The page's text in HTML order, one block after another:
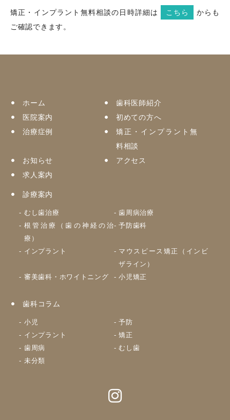
矯正・インプラント無料相談の日時詳細は こちら
からも
ご確認できます。
ホーム
歯科医師紹介
医院案内
初めての方へ
治療症例
矯正・インプラント無
料相談
お知らせ
アクセス
求人案内
診療案内
むし歯治療
歯周病治療
根管治療（歯の神経の治
療）
予防歯科
インプラント
マウスピース矯正（インビ
ザライン）
審美歯科・ホワイトニング
小児矯正
歯科コラム
小児
予防
インプラント
矯正
歯周病
むし歯
未分類